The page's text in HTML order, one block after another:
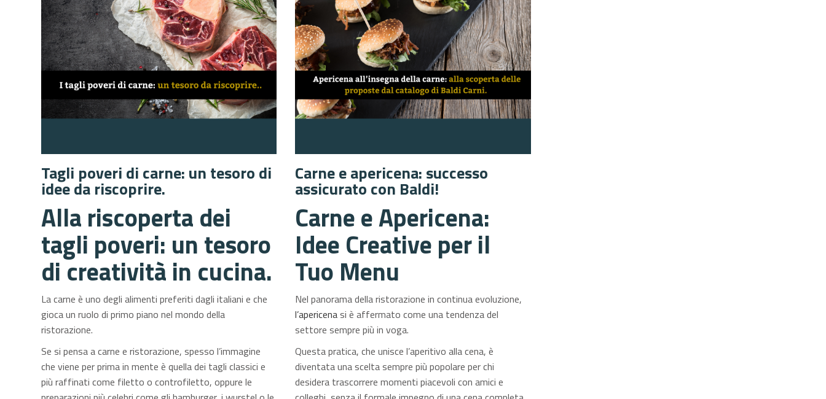
Tagli poveri di carne: un tesoro di
idee da riscoprire.
Alla riscoperta dei
tagli poveri: un tesoro
di creatività in cucina.
La carne è uno degli alimenti preferiti dagli italiani e che
gioca un ruolo di primo piano nel mondo della
ristorazione.
Se si pensa a carne e ristorazione, spesso l’immagine
che viene per prima in mente è quella dei tagli classici e
più raffinati come filetto o controfiletto, oppure le
Carne e apericena: successo
assicurato con Baldi!
Carne e Apericena:
Idee Creative per il
Tuo Menu
Nel panorama della ristorazione in continua evoluzione,
l’apericenasi è affermato come una tendenza del
settore sempre più in voga.
Questa pratica, che unisce l’aperitivo alla cena, è
diventata una scelta sempre più popolare per chi
desidera trascorrere momenti piacevoli con amici e